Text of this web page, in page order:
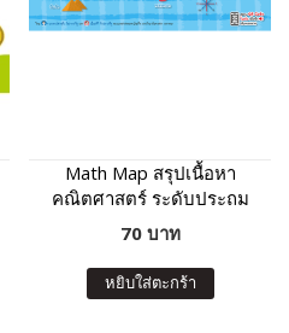
Math Map สรุปเนื้อหา
คณิตศาสตร์ ระดับประถม
ปลาย
70 บาท
หยิบใส่ตะกร้า